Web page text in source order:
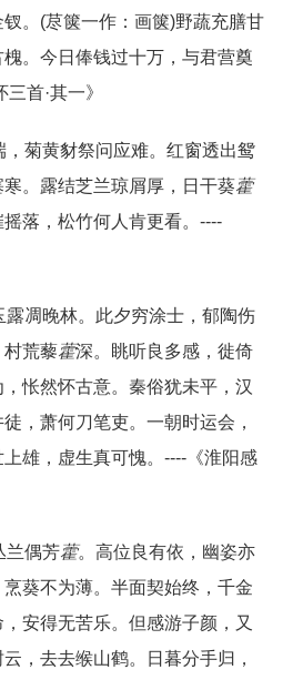
。(荩箧一作：画箧)野蔬充膳甘
。今日俸钱过十万，与君营奠
首·其一》
，菊黄豺祭问应难。红窗透出鸳
。露结芝兰琼屑厚，日干葵藿
落，松竹何人肯更看。----
露凋晚林。此夕穷涂士，郁陶伤
村荒藜藿深。眺听良多感，徙倚
怅然怀古意。秦俗犹未平，汉
，萧何刀笔吏。一朝时运会，
雄，虚生真可愧。----《淮阳感
兰偶芳藿。高位良有依，幽姿亦
葵不为薄。半面契始终，千金
安得无苦乐。但感游子颜，又
，去去缑山鹤。日暮分手归，